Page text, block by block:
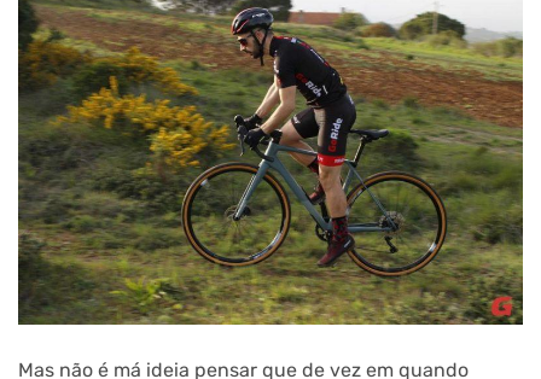
Mas não é má ideia pensar que de vez em quando